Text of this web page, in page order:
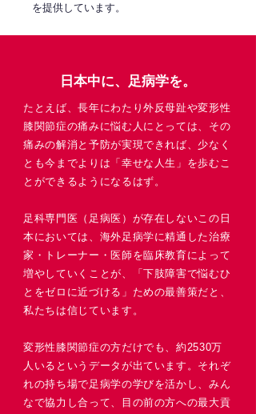
を提供しています。
日本中に、足病学を。
たとえば、長年にわたり外反母趾や変形性
膝関節症の痛みに悩む人にとっては、その
痛みの解消と予防が実現できれば、少なく
とも今までよりは「幸せな人生」を歩むこ
とができるようになるはず。
足科専門医（足病医）が存在しないこの日
本においては、海外足病学に精通した治療
家・トレーナー・医師を臨床教育によって
増やしていくことが、「下肢障害で悩むひ
とをゼロに近づける」ための最善策だと、
私たちは信じています。
変形性膝関節症の方だけでも、約2530万
人いるというデータが出ています。それぞ
れの持ち場で足病学の学びを活かし、みん
なで協力し合って、 目の前の方への最大貢